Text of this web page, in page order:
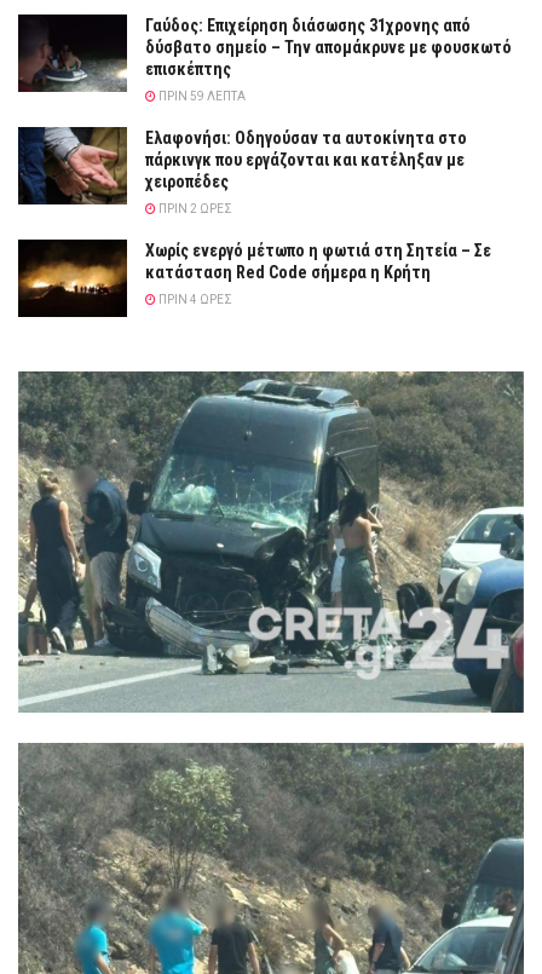
Γαύδος: Επιχείρηση διάσωσης 31χρονης από
δύσβατο σημείο – Την απομάκρυνε με φουσκωτό
επισκέπτης
ΠΡΙΝ 59 ΛΕΠΤΆ
Ελαφονήσι: Οδηγούσαν τα αυτοκίνητα στο
πάρκινγκ που εργάζονται και κατέληξαν με
χειροπέδες
ΠΡΙΝ 2 ΏΡΕΣ
Χωρίς ενεργό μέτωπο η φωτιά στη Σητεία – Σε
κατάσταση Red Code σήμερα η Κρήτη
ΠΡΙΝ 4 ΏΡΕΣ